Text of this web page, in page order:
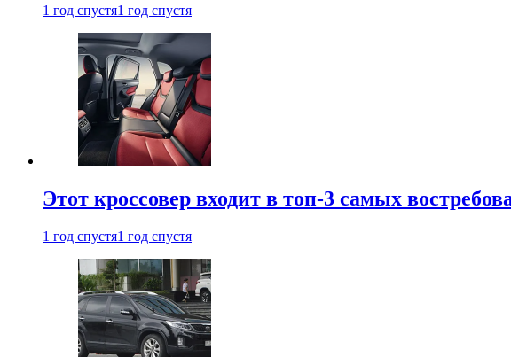
1 год спустя1 год спустя
Этот кроссовер входит в топ-3 самых
1 год спустя1 год спустя